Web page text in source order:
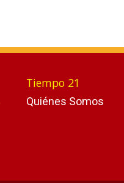
Tiempo 21
Quiénes Somos